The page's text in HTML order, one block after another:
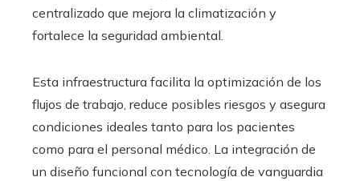
centralizado que mejora la climatización y
fortalece la seguridad ambiental.
Esta infraestructura facilita la optimización de los
flujos de trabajo, reduce posibles riesgos y asegura
condiciones ideales tanto para los pacientes
como para el personal médico. La integración de
un diseño funcional con tecnología de vanguardia